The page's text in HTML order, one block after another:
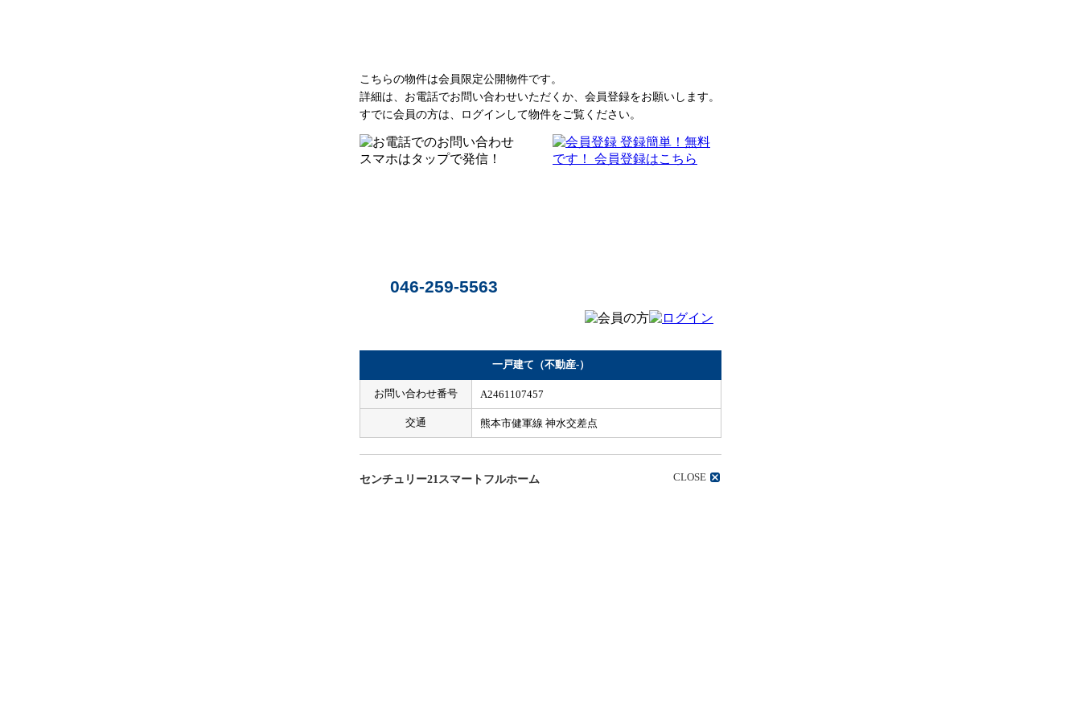
こちらの物件は会員限定公開物件です。
詳細は、お電話でお問い合わせいただくか、会員登録をお願いします。
すでに会員の方は、ログインして物件をご覧ください。
046-259-5563
一戸建て（不動産-）
お問い合わせ番号 A2461107457
交通 熊本市健軍線 神水交差点
センチュリー21スマートフルホーム CLOSE